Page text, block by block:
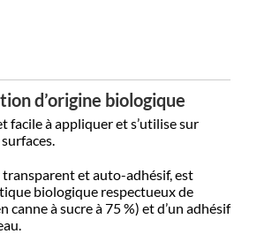
d’origine biologique
facile à appliquer et s’utilise sur
et auto-adhésif, est
biologique respectueux de
canne à sucre à 75 %) et d’un adhésif